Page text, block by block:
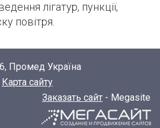
лігатур, пункції,
повітря.
Промед Україна
Карта сайту
Заказать сайт - Megasite